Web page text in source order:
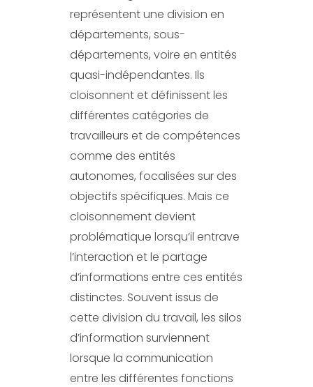
représentent une division en
départements, sous-
départements, voire en entités
quasi-indépendantes. Ils
cloisonnent et définissent les
différentes catégories de
travailleurs et de compétences
comme des entités
autonomes, focalisées sur des
objectifs spécifiques. Mais ce
cloisonnement devient
problématique lorsqu’il entrave
l’interaction et le partage
d’informations entre ces entités
distinctes. Souvent issus de
cette division du travail, les silos
d’information surviennent
lorsque la communication
entre les différentes fonctions